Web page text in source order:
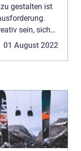
gestalten ist
sein, sich
und ein
01 August 2022